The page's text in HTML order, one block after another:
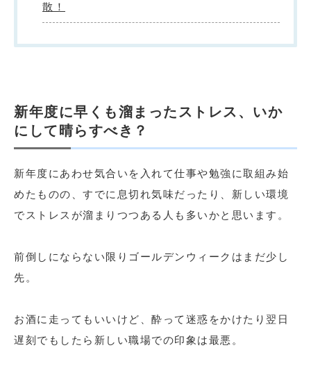
散！
新年度に早くも溜まったストレス、いか
にして晴らすべき？
新年度にあわせ気合いを入れて仕事や勉強に取組み始
めたものの、すでに息切れ気味だったり、新しい環境
でストレスが溜まりつつある人も多いかと思います。
前倒しにならない限りゴールデンウィークはまだ少し
先。
お酒に走ってもいいけど、酔って迷惑をかけたり翌日
遅刻でもしたら新しい職場での印象は最悪。